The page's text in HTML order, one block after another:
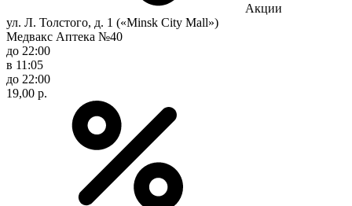
Акции
ул. Л. Толстого, д. 1 («Minsk City Mall»)
Медвакс Аптека №40
до 22:00
в 11:05
до 22:00
19,00 р.